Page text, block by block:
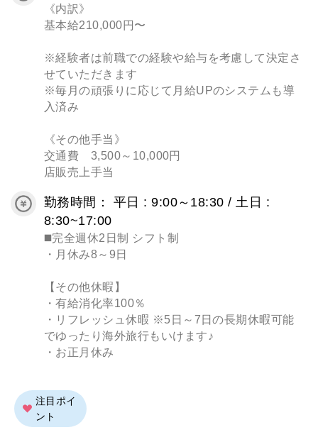
《内訳》
基本給210,000円〜
※経験者は前職での経験や給与を考慮して決定さ
せていただきます
※毎月の頑張りに応じて月給UPのシステムも導
入済み
《その他手当》
交通費 3,500～10,000円
店販売上手当
勤務時間： 平日 : 9:00～18:30 / 土日 :
8:30~17:00
◼️完全週休2日制 シフト制
・月休み8～9日
【その他休暇】
・有給消化率100％
・リフレッシュ休暇 ※5日～7日の長期休暇可能
でゆったり海外旅行もいけます♪
・お正月休み
注目ポイ
ント